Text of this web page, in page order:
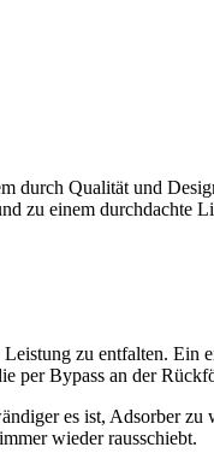
durch Qualität und
zu einem durchdachte
zu entfalten. Ein
per Bypass an der
es ist, Adsorber zu
wieder rausschiebt.